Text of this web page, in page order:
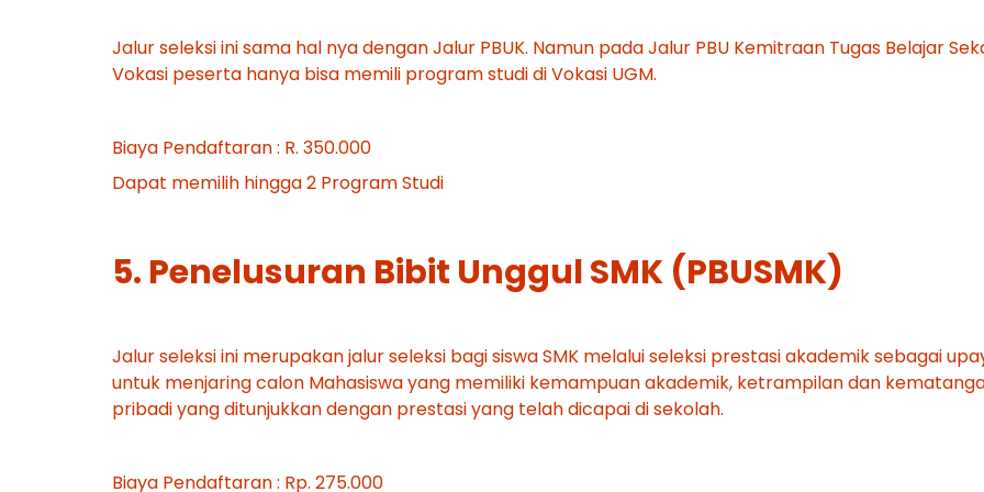
Jalur seleksi ini sama hal nya dengan Jalur PBUK. Namun pada Jalur PBU Kemitraan Tugas Belajar
Vokasi peserta hanya bisa memili program studi di Vokasi UGM.
Biaya Pendaftaran : R. 350.000
Dapat memilih hingga 2 Program Studi
5. Penelusuran Bibit Unggul SMK (PBUSMK)
Jalur seleksi ini merupakan jalur seleksi bagi siswa SMK melalui seleksi prestasi akademik sebagai
untuk menjaring calon Mahasiswa yang memiliki kemampuan akademik, ketrampilan dan
pribadi yang ditunjukkan dengan prestasi yang telah dicapai di sekolah.
Biaya Pendaftaran : Rp. 275.000